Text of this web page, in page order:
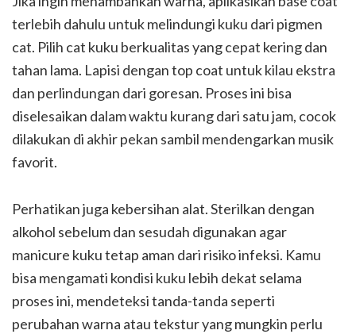
terlebih dahulu untuk melindungi kuku dari pigmen
cat. Pilih cat kuku berkualitas yang cepat kering dan
tahan lama. Lapisi dengan top coat untuk kilau ekstra
dan perlindungan dari goresan. Proses ini bisa
diselesaikan dalam waktu kurang dari satu jam, cocok
dilakukan di akhir pekan sambil mendengarkan musik
favorit.
Perhatikan juga kebersihan alat. Sterilkan dengan
alkohol sebelum dan sesudah digunakan agar
manicure kuku tetap aman dari risiko infeksi. Kamu
bisa mengamati kondisi kuku lebih dekat selama
proses ini, mendeteksi tanda-tanda seperti
perubahan warna atau tekstur yang mungkin perlu